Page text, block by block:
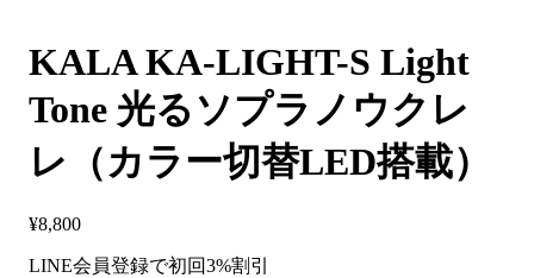
KALA KA-LIGHT-S Light
Tone 光るソプラノウクレ
レ（カラー切替LED搭載）
¥8,800
LINE会員登録で初回3%割引